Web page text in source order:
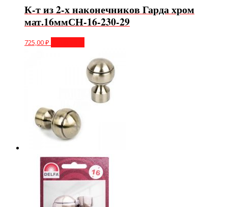
К-т из 2-х наконечников Гарда хром
мат.16ммСН-16-230-29
725,00₽